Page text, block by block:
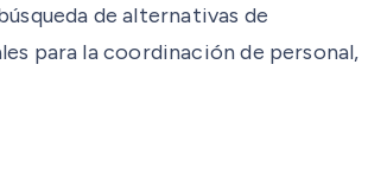
de alternativas de
para la coordinación de personal,